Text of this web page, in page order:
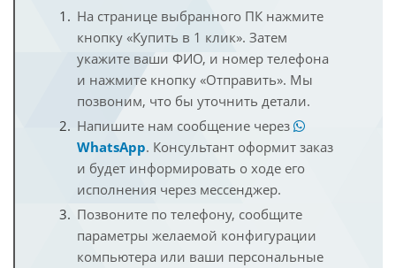
На странице выбранного ПК нажмите
кнопку «Купить в 1 клик». Затем
укажите ваши ФИО, и номер телефона
и нажмите кнопку «Отправить». Мы
позвоним, что бы уточнить детали.
Напишите нам сообщение через
WhatsApp. Консультант оформит заказ
и будет информировать о ходе его
исполнения через мессенджер.
Позвоните по телефону, сообщите
параметры желаемой конфигурации
компьютера или ваши персональные